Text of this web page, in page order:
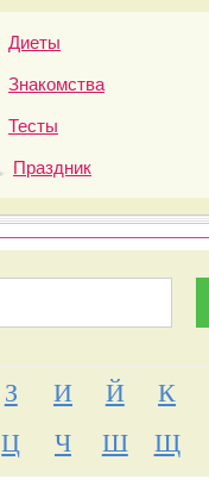
Диеты
Знакомства
Тесты
Праздник
З И Й К
Ц Ч Ш Щ